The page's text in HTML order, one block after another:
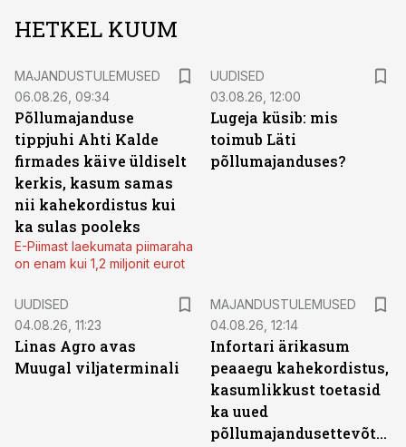
HETKEL KUUM
MAJANDUSTULEMUSED
06.08.26, 09:34
Põllumajanduse
tippjuhi Ahti Kalde
firmades käive üldiselt
kerkis, kasum samas
nii kahekordistus kui
ka sulas pooleks
E-Piimast laekumata piimaraha
on enam kui 1,2 miljonit eurot
UUDISED
03.08.26, 12:00
Lugeja küsib: mis
toimub Läti
põllumajanduses?
UUDISED
04.08.26, 11:23
Linas Agro avas
Muugal viljaterminali
MAJANDUSTULEMUSED
04.08.26, 12:14
Infortari ärikasum
peaaegu kahekordistus,
kasumlikkust toetasid
ka uued
põllumajandusettevõtted